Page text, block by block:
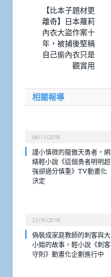
【比本子題材更
離奇】日本蘿莉
內衣大盜作案十
年，被捕後堅稱
自己偷內衣只是
觀賞用
相關報導
08/11/2018
謹小慎微的龍傲天勇者，網
絡輕小說《這個勇者明明超
強卻過分慎重》TV動畫化
決定
21/10/2018
偽裝成家庭教師的刺客與大
小姐的故事，輕小說《刺客
守則》動畫化企劃進行中